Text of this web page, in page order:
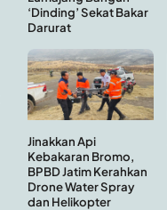
‘Dinding’ Sekat Bakar
Darurat
Jinakkan Api
Kebakaran Bromo,
BPBD Jatim Kerahkan
Drone Water Spray
dan Helikopter